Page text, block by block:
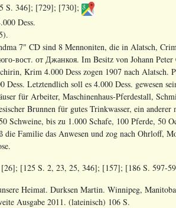
S. 346]; [729]; [730];
Dess.
7" CD sind 8 Mennoniten, die in Alatsch,
вост. от Джанкоя. Im Besitz von Johann
Krim 4.000 Dess zogen 1907 nach Alatsch.
Dess. Letztendlich soll es 4.000 Dess.
für Arbeiter, Maschinenhaus-Pferdestall,
Brunnen für gutes Trinkwasser, ein
Schweine, bis zu 1.000 Schafe, 100 Pferde, 50
Familie das Anwesen und zog nach Ohrloff,
[125 S. 2, 23, 25, 346]; [157]; [186 S. 597-
Heimat. Durksen Martin. Winnipeg,
Ausgabe 2011. (lateinisch) 106 S.